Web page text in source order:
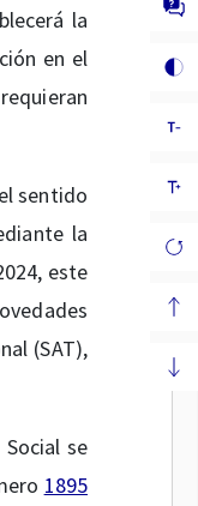
la
en el
sentido
la
este
(SAT),
se
1895